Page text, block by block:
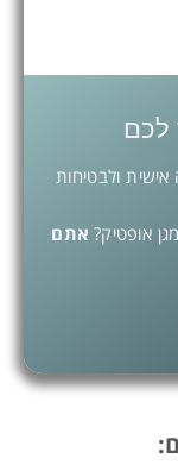
לכם
אישית ולבטיחות
אופטיק? אתם